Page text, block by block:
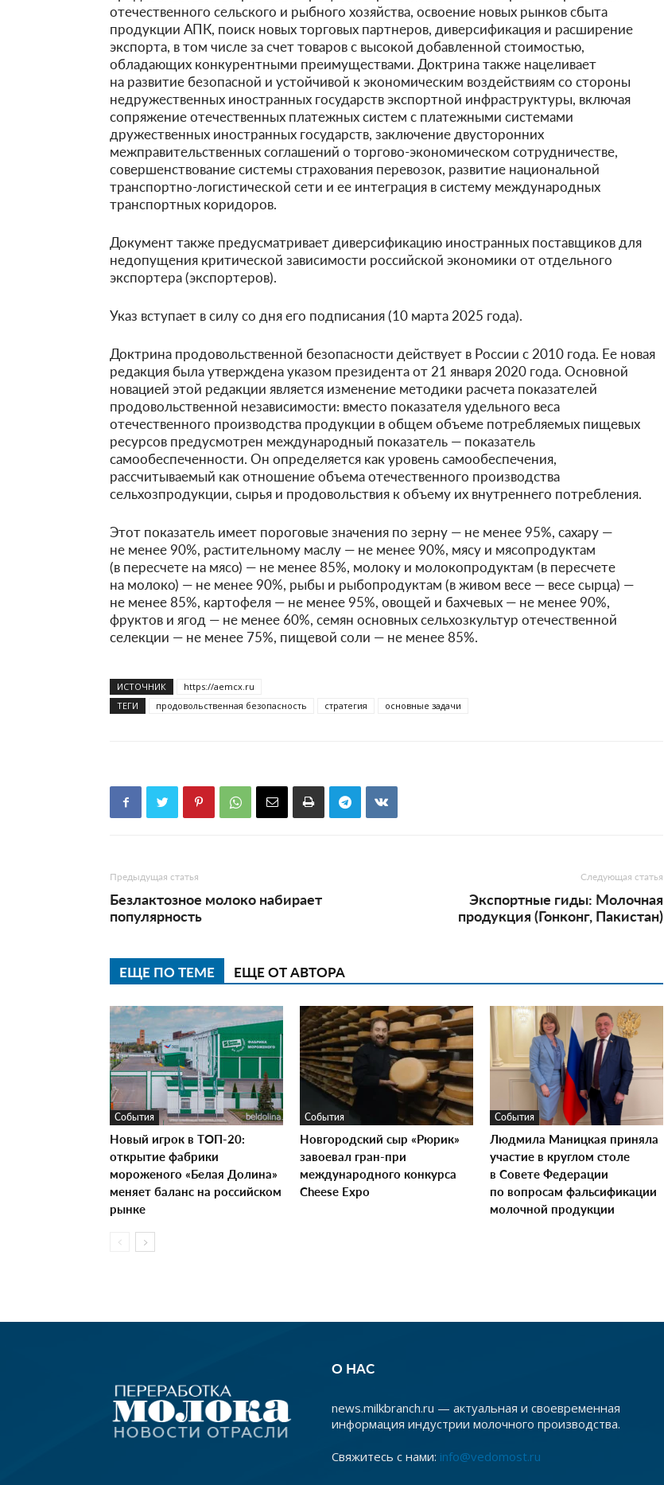
отечественного сельского и рыбного хозяйства, освоение новых рынков сбыта
продукции АПК, поиск новых торговых партнеров, диверсификация и расширение
экспорта, в том числе за счет товаров с высокой добавленной стоимостью,
обладающих конкурентными преимуществами. Доктрина также нацеливает
на развитие безопасной и устойчивой к экономическим воздействиям со стороны
недружественных иностранных государств экспортной инфраструктуры, включая
сопряжение отечественных платежных систем с платежными системами
дружественных иностранных государств, заключение двусторонних
межправительственных соглашений о торгово-экономическом сотрудничестве,
совершенствование системы страхования перевозок, развитие национальной
транспортно-логистической сети и ее интеграция в систему международных
транспортных коридоров.
Документ также предусматривает диверсификацию иностранных поставщиков для
недопущения критической зависимости российской экономики от отдельного
экспортера (экспортеров).
Указ вступает в силу со дня его подписания (10 марта 2025 года).
Доктрина продовольственной безопасности действует в России с 2010 года. Ее новая
редакция была утверждена указом президента от 21 января 2020 года. Основной
новацией этой редакции является изменение методики расчета показателей
продовольственной независимости: вместо показателя удельного веса
отечественного производства продукции в общем объеме потребляемых пищевых
ресурсов предусмотрен международный показатель — показатель
самообеспеченности. Он определяется как уровень самообеспечения,
рассчитываемый как отношение объема отечественного производства
сельхозпродукции, сырья и продовольствия к объему их внутреннего потребления.
Этот показатель имеет пороговые значения по зерну — не менее 95%, сахару —
не менее 90%, растительному маслу — не менее 90%, мясу и мясопродуктам
(в пересчете на мясо) — не менее 85%, молоку и молокопродуктам (в пересчете
на молоко) — не менее 90%, рыбы и рыбопродуктам (в живом весе — весе сырца) —
не менее 85%, картофеля — не менее 95%, овощей и бахчевых — не менее 90%,
фруктов и ягод — не менее 60%, семян основных сельхозкультур отечественной
селекции — не менее 75%, пищевой соли — не менее 85%.
ИСТОЧНИК
https://aemcx.ru
ТЕГИ
продовольственная безопасность стратегия основные задачи
Предыдущая статья
Безлактозное молоко набирает
популярность
Следующая статья
Экспортные гиды: Молочная
продукция (Гонконг, Пакистан)
ЕЩЕ ПО ТЕМЕ ЕЩЕ ОТ АВТОРА
События
Новый игрок в ТОП-20:
открытие фабрики
мороженого «Белая Долина»
меняет баланс на российском
рынке
События
Новгородский сыр «Рюрик»
завоевал гран-при
международного конкурса
Cheese Expo
События
Людмила Маницкая приняла
участие в круглом столе
в Совете Федерации
по вопросам фальсификации
молочной продукции
О НАС
news.milkbranch.ru — актуальная и своевременная
информация индустрии молочного производства.
Свяжитесь с нами: info@vedomost.ru